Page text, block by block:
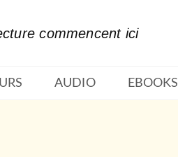
commencent ici
AUDIO EBOOKS